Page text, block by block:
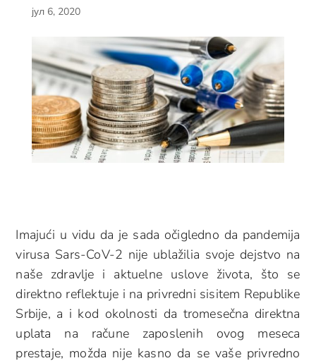
јул 6, 2020
Imajući u vidu da je sada očigledno da pandemija
virusa Sars-CoV-2 nije ublažilia svoje dejstvo na
naše zdravlje i aktuelne uslove života, što se
direktno reflektuje i na privredni sisitem Republike
Srbije, a i kod okolnosti da tromesečna direktna
uplata na račune zaposlenih ovog meseca
prestaje, možda nije kasno da se vaše privredno